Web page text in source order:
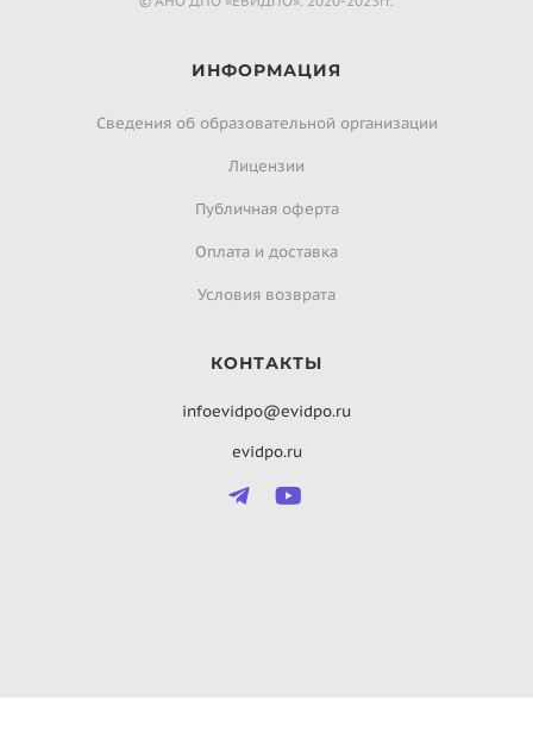
ИНФОРМАЦИЯ
Сведения об образовательной организации
Лицензии
Публичная оферта
Оплата и доставка
Условия возврата
КОНТАКТЫ
infoevidpo@evidpo.ru
evidpo.ru